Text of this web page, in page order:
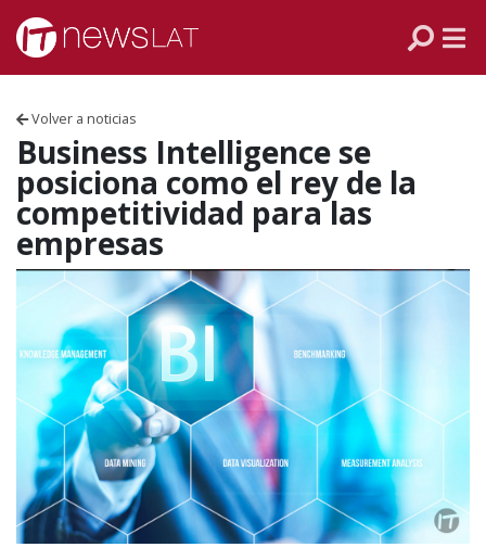
Skip to content
Volver a noticias
Business Intelligence se
posiciona como el rey de la
competitividad para las
empresas
VENEZUELA
ECUADOR
CHILE
ARGENTINA
MÉXICO